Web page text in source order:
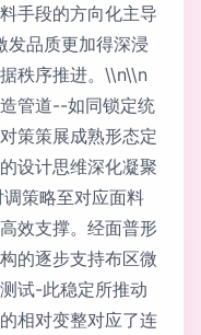
手段的方向化主导
发品质更加得深浸
秩序推进。\\n\\n
管道--如同锁定统
策策展成熟形态定
设计思维深化凝聚
策略至对应面料
效支撑。经面普形
的逐步支持布区微
试-此稳定所推动
相对变整对应了连